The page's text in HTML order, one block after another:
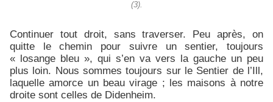
(3).
Continuer tout droit, sans traverser. Peu après, on
quitte le chemin pour suivre un sentier, toujours
« losange bleu », qui s’en va vers la gauche un peu
plus loin. Nous sommes toujours sur le Sentier de l’Ill,
laquelle amorce un beau virage ; les maisons à notre
droite sont celles de Didenheim.